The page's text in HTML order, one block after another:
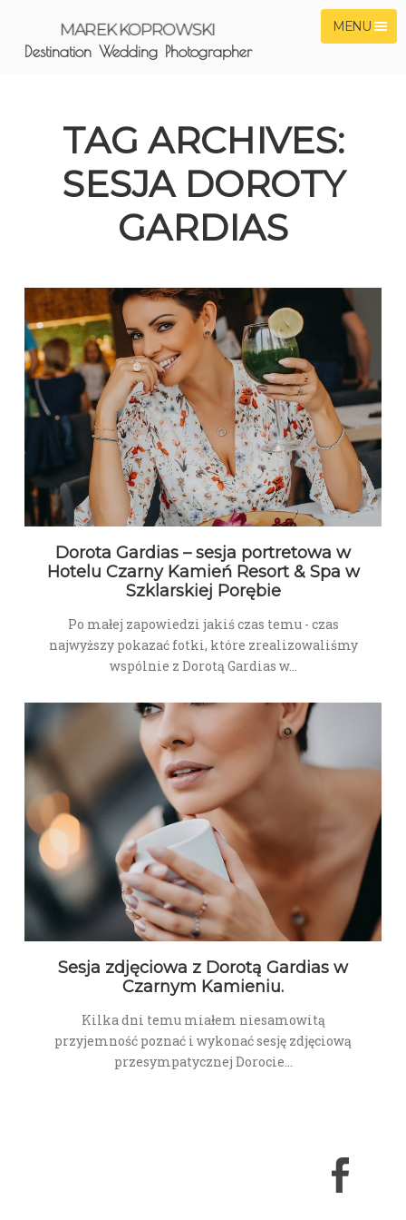
MENU
MAREK KOPROWSKI
Destination Wedding Photographer
TAG ARCHIVES:
SESJA DOROTY
GARDIAS
Dorota Gardias – sesja portretowa w
Hotelu Czarny Kamień Resort & Spa w
Szklarskiej Porębie
Po małej zapowiedzi jakiś czas temu - czas
najwyższy pokazać fotki, które zrealizowaliśmy
wspólnie z Dorotą Gardias w…
Sesja zdjęciowa z Dorotą Gardias w
Czarnym Kamieniu.
Kilka dni temu miałem niesamowitą
przyjemność poznać i wykonać sesję zdjęciową
przesympatycznej Dorocie…